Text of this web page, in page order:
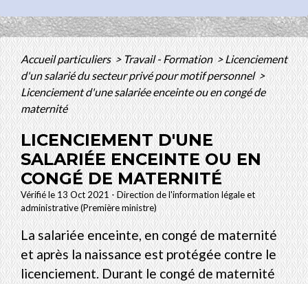
Accueil particuliers>Travail - Formation> Licenciement
d'un salarié du secteur privé pour motif personnel>
Licenciement d'une salariée enceinte ou en congé de
maternité
LICENCIEMENT D'UNE
SALARIÉE ENCEINTE OU EN
CONGÉ DE MATERNITÉ
Vérifié le 13 Oct 2021 - Direction de l'information légale et
administrative (Première ministre)
La salariée enceinte, en congé de maternité
et après la naissance est protégée contre le
licenciement. Durant le congé de maternité